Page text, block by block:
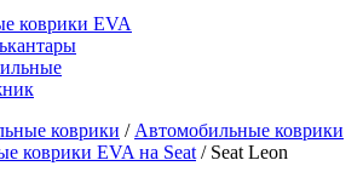
коврики EVA
коврики / Автомобильные коврики
коврики EVA на Seat / Seat Leon